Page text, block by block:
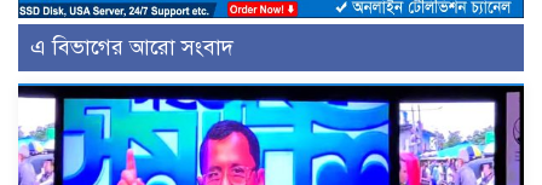
এ বিভাগের আরো সংবাদ